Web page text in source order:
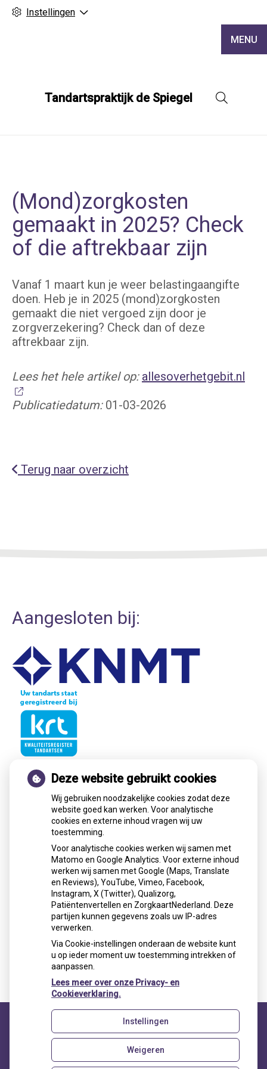
Instellingen
Tandartspraktijk de Spiegel
MENU
(Mond)zorgkosten
gemaakt in 2025? Check
of die aftrekbaar zijn
Vanaf 1 maart kun je weer belastingaangifte
doen. Heb je in 2025 (mond)zorgkosten
gemaakt die niet vergoed zijn door je
zorgverzekering? Check dan of deze
aftrekbaar zijn.
Lees het hele artikel op: allesoverhetgebit.nl
Publicatiedatum: 01-03-2026
Terug naar overzicht
Aangesloten bij:
Nieuws
Let op: valse Infomedics-mails over
openstaande rekening
Tanden bleken? Laat het veilig doen!
Gezond tandvlees: de basis voor een
gezonde mond
Naar de tandarts in het buitenland? Wees op
je hoede!
(Mond)zorgkosten gemaakt in 2025? Check
of die aftrekbaar zijn
Uw Zorg Online|Beheer
Deze website gebruikt cookies
Wij gebruiken noodzakelijke cookies zodat deze
website goed kan werken. Voor analytische
cookies en externe inhoud vragen wij uw
toestemming.
Voor analytische cookies werken wij samen met
Matomo en Google Analytics. Voor externe inhoud
werken wij samen met Google (Maps, Translate
en Reviews), YouTube, Vimeo, Facebook,
Instagram, X (Twitter), Qualizorg,
Patiëntenvertellen en ZorgkaartNederland. Deze
partijen kunnen gegevens zoals uw IP-adres
verwerken.
Via Cookie-instellingen onderaan de website kunt
u op ieder moment uw toestemming intrekken of
aanpassen.
Lees meer over onze Privacy- en
Cookieverklaring.
Instellingen
Weigeren